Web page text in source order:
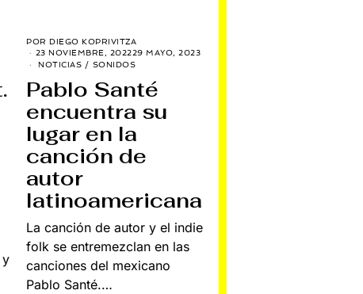
y
POR DIEGO KOPRIVITZA
23 NOVIEMBRE, 202229 MAYO, 2023
NOTICIAS / SONIDOS
Pablo Santé
encuentra su
lugar en la
canción de
autor
latinoamericana
La canción de autor y el indie
folk se entremezclan en las
canciones del mexicano
Pablo Santé.…